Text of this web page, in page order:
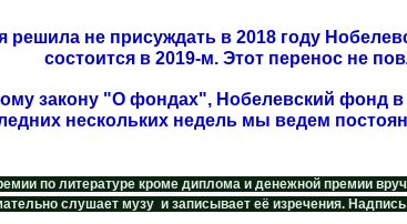
решила не присуждать в 2018 году
состоится в 2019-м. Этот перенос не
закону "О фондах", Нобелевский фонд
нескольких недель мы ведем
по литературе кроме диплома и денежной премии
слушает музу и записывает её изречения.